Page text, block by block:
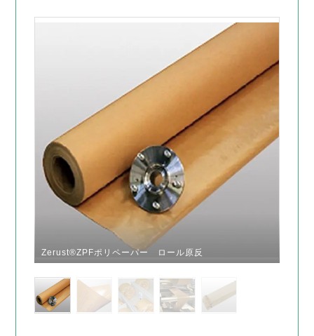
Zerust®ZPFポリペーパー ロール原反